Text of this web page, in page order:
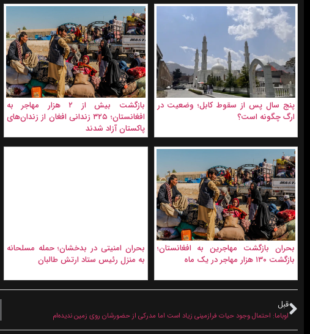
پنج سال پس از سقوط کابل؛ وضعیت در
ارگ چگونه است؟
بازگشت بیش از ۲ هزار مهاجر به
افغانستان؛ ۳۲۵ زندانی افغان از زندان‌های
پاکستان آزاد شدند
بحران بازگشت مهاجرین به افغانستان؛
بازگشت ۱۳۰ هزار مهاجر در یک ماه
بحران امنیتی در بدخشان؛ حمله مسلحانه
به منزل رئیس ستاد ارتش طالبان
قبل
اوباما: احتمال وجود حیات فرازمینی زیاد است اما مدرکی از حضورشان روی زمین ندیده‌ام